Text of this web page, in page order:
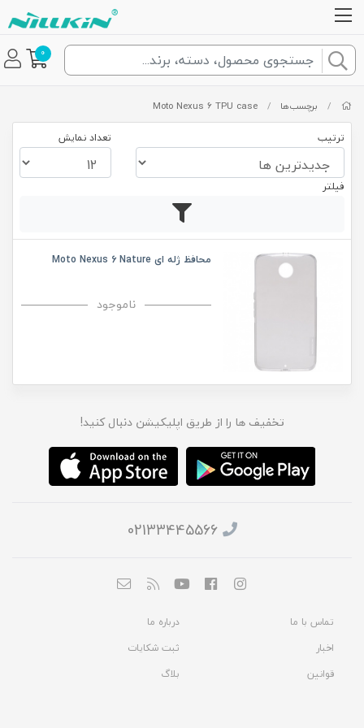
0
/ برچسب‌ها /
Moto Nexus 6 TPU case
ترتیب تعداد نمایش
فیلتر
محافظ ژله ای Moto Nexus 6 Nature
ناموجود
تخفیف ها را از طریق اپلیکیشن دنبال کنید!
02133445566
تماس با ما
درباره ما
اخبار
ثبت شکایات
قوانین
بلاگ